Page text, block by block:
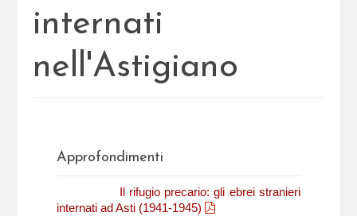
internati
nell'Astigiano
Approfondimenti
Il rifugio precario: gli ebrei stranieri
internati ad Asti (1941-1945)